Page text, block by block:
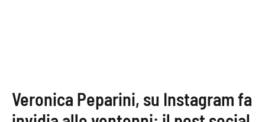
Veronica Peparini, su Instagram fa